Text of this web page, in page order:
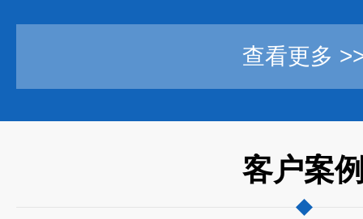
查看更多
客户案